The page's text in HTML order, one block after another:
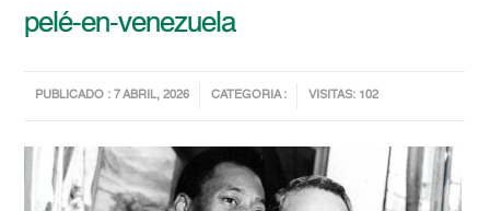
pelé-en-venezuela
PUBLICADO : 7 ABRIL, 2026 CATEGORIA : VISITAS: 102